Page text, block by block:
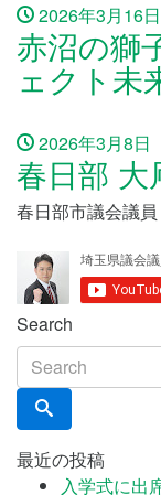
2026年3月16日
赤沼の獅
ェクト未
2026年3月8日
春日部 大
春日部市議会議
Search
最近の投稿
入学式に出